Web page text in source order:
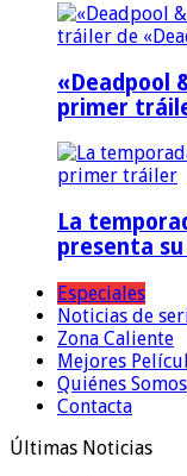
«Deadpool
primer
La
presenta
Especiales
Noticias de
Zona Caliente
Mejores
Quiénes Somos
Contacta
Últimas Noticias